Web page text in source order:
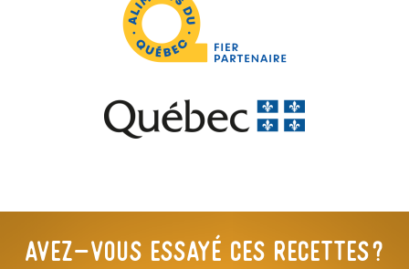
Avez-vous essayé ces recettes?